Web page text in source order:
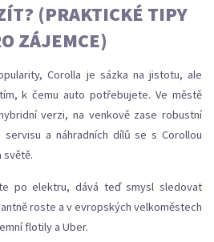
(PRAKTICKÉ TIPY
ZÁJEMCE)
Corolla je sázka na jistotu, ale
k čemu auto potřebujete. Ve městě
verzi, na venkově zase robustní
servisu a náhradních dílů se s Corollou
světě.
po elektru, dává teď smysl sledovat
roste a v evropských velkoměstech
flotily a Uber.